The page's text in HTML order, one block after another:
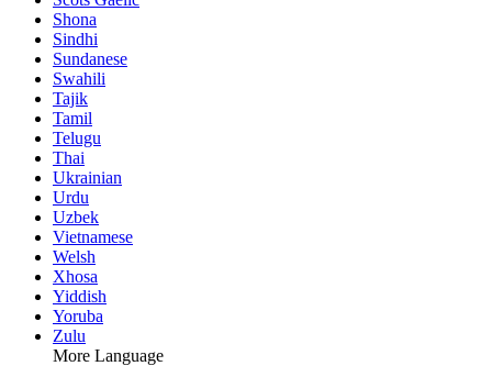
Shona
Sindhi
Sundanese
Swahili
Tajik
Tamil
Telugu
Thai
Ukrainian
Urdu
Uzbek
Vietnamese
Welsh
Xhosa
Yiddish
Yoruba
Zulu
More Language